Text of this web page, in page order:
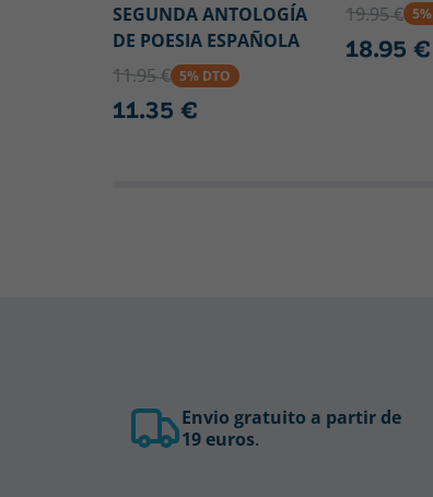
SEGUNDA ANTOLOGÍA
DE POESIA ESPAÑOLA
11.95 € 5% DTO
11.35 €
19.95 €
18.95 €
Envio gratuito a partir de
19 euros.